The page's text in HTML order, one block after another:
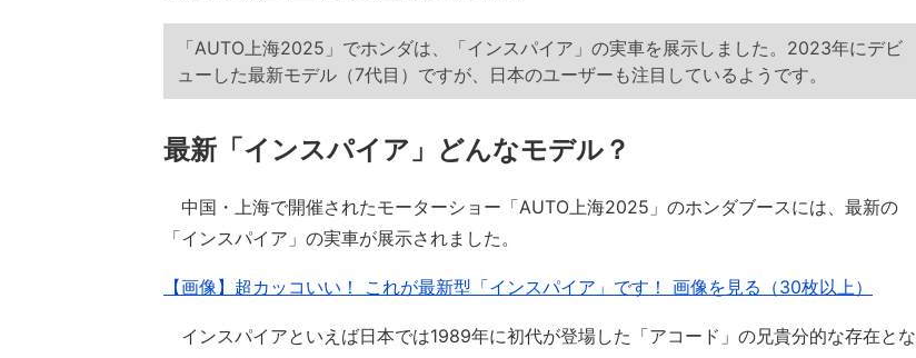
「AUTO上海2025」でホンダは、「インスパイア」の実車を展示しました。2023年にデビ
ューした最新モデル（7代目）ですが、日本のユーザーも注目しているようです。
最新「インスパイア」どんなモデル？
中国・上海で開催されたモーターショー「AUTO上海2025」のホンダブースには、最新の
「インスパイア」の実車が展示されました。
【画像】超カッコいい！ これが最新型「インスパイア」です！ 画像を見る（30枚以上）
インスパイアといえば日本では1989年に初代が登場した「アコード」の兄貴分的な存在とな